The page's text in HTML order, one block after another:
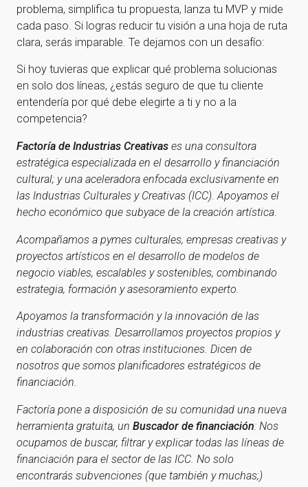
problema, simplifica tu propuesta, lanza tu MVP y mide
cada paso. Si logras reducir tu visión a una hoja de ruta
clara, serás imparable. Te dejamos con un desafío:
Si hoy tuvieras que explicar qué problema solucionas
en solo dos líneas, ¿estás seguro de que tu cliente
entendería por qué debe elegirte a ti y no a la
competencia?
Factoría de Industrias Creativas es una consultora
estratégica especializada en el desarrollo y financiación
cultural; y una aceleradora enfocada exclusivamente en
las Industrias Culturales y Creativas (ICC). Apoyamos el
hecho económico que subyace de la creación artística.
Acompañamos a pymes culturales, empresas creativas y
proyectos artísticos en el desarrollo de modelos de
negocio viables, escalables y sostenibles, combinando
estrategia, formación y asesoramiento experto.
Apoyamos la transformación y la innovación de las
industrias creativas. Desarrollamos proyectos propios y
en colaboración con otras instituciones. Dicen de
nosotros que somos planificadores estratégicos de
financiación.
Factoría pone a disposición de su comunidad una nueva
herramienta gratuita, unBuscador de financiación: Nos
ocupamos de buscar, filtrar y explicar todas las líneas de
financiación para el sector de las ICC. No solo
encontrarás subvenciones (que también y muchas;)